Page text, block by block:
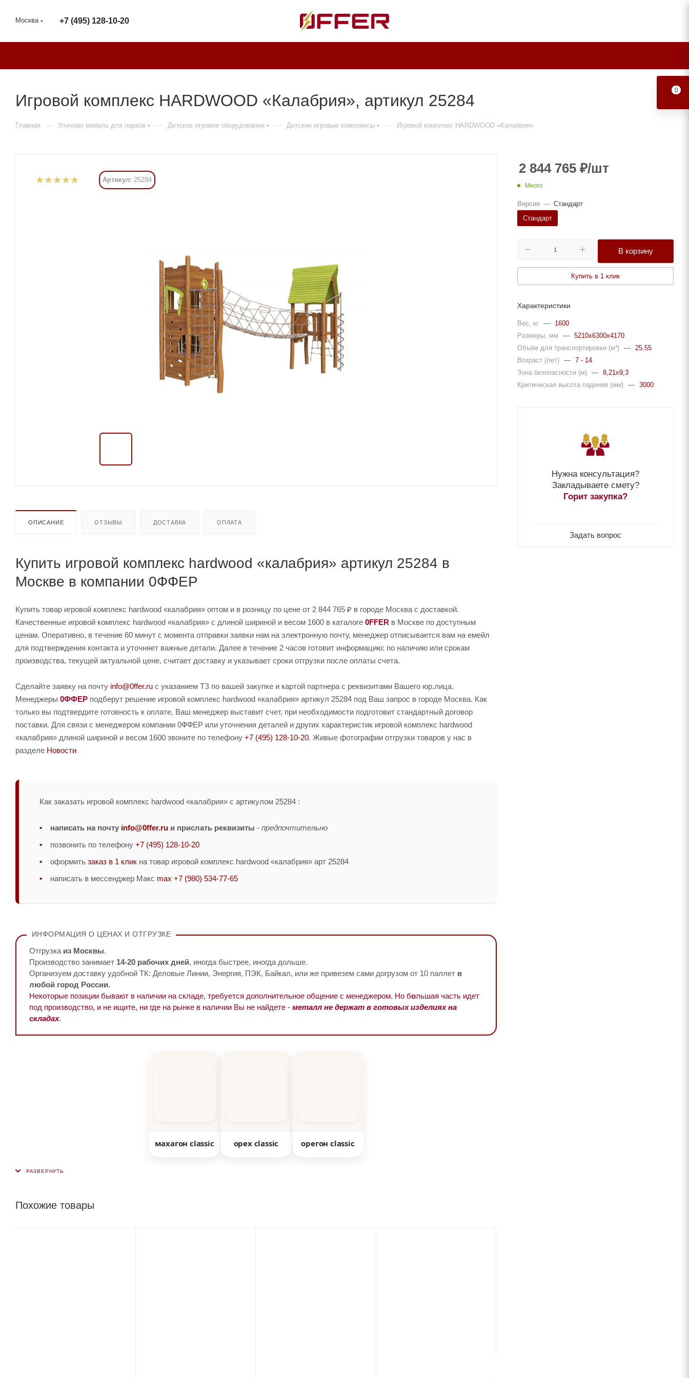
Москва +7 (495) 128-10-20
Игровой комплекс HARDWOOD «Калабрия», артикул 25284
Главная — Уличная мебель для парков — Детское игровое оборудование — Детские игровые комплексы — Игровой комплекс HARDWOOD «Калабрия»
Артикул: 25284
ОПИСАНИЕ ОТЗЫВЫ ДОСТАВКА ОПЛАТА
Купить игровой комплекс hardwood «калабрия» артикул 25284 в
Москве в компании 0ФФЕР
Купить товар игровой комплекс hardwood «калабрия» оптом и в розницу по цене от 2 844 765 ₽ в городе Москва с доставкой.
Качественные игровой комплекс hardwood «калабрия» с длиной шириной и весом 1600 в каталоге 0FFER в Москве по доступным
ценам. Оперативно, в течение 60 минут с момента отправки заявки нам на электронную почту, менеджер отписывается вам на емейл
для подтверждения контакта и уточняет важные детали. Далее в течение 2 часов готовит информацию: по наличию или срокам
производства, текущей актуальной цене, считает доставку и указывает сроки отгрузки после оплаты счета.
Сделайте заявку на почту info@0ffer.ru с указанием ТЗ по вашей закупке и картой партнера с реквизитами Вашего юр.лица.
Менеджеры 0ФФЕР подберут решение игровой комплекс hardwood «калабрия» артикул 25284 под Ваш запрос в городе Москва. Как
только вы подтвердите готовность к оплате, Ваш менеджер выставит счет, при необходимости подготовит стандартный договор
поставки. Для связи с менеджером компании 0ФФЕР или уточнения деталей и других характеристик игровой комплекс hardwood
«калабрия» длиной шириной и весом 1600 звоните по телефону +7 (495) 128-10-20. Живые фотографии отгрузки товаров у нас в
разделе Новости
Как заказать игровой комплекс hardwood «калабрия» с артикулом 25284 :
написать на почту info@0ffer.ru и прислать реквизиты - предпочтительно
позвонить по телефону +7 (495) 128-10-20
оформить заказ в 1 клик на товар игровой комплекс hardwood «калабрия» арт 25284
написать в мессенджер Макс max +7 (980) 534-77-65
ИНФОРМАЦИЯ О ЦЕНАХ И ОТГРУЗКЕ
Отгрузка из Москвы.
Производство занимает 14-20 рабочих дней, иногда быстрее, иногда дольше.
Организуем доставку удобной ТК: Деловые Линии, Энергия, ПЭК, Байкал, или же привезем сами догрузом от 10 паллет в
любой город России.
Некоторые позиции бывают в наличии на складе, требуется дополнительное общение с менеджером. Но большая часть идет
под производство, и не ищите, ни где на рынке в наличии Вы не найдете - металл не держат в готовых изделиях на
складах.
махагон classic орех classic орегон classic
Похожие товары
2 844 765 ₽/шт
Много
Версия — Стандарт
Стандарт
В корзину
Купить в 1 клик
Характеристики
Вес, кг —
1600
Размеры, мм
— 5210x6300x4170
Объём для транспортировки (м³) —
25.55
Возраст (лет) — 7 - 14
Зона безопасности (м) — 8,21x9,3
Критическая высота падения (мм) — 3000
Нужна консультация?
Закладываете смету?
Горит закупка?
Задать вопрос
0